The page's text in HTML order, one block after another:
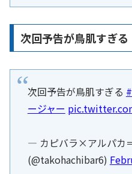
次回予告が鳥肌すぎる
次回予告が鳥肌すぎる
ージャー
— カピバラ×アルパカ
(@takohachibar6)